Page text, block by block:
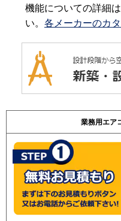
機能についての詳細
い。 各メーカーのカ
業務用エア